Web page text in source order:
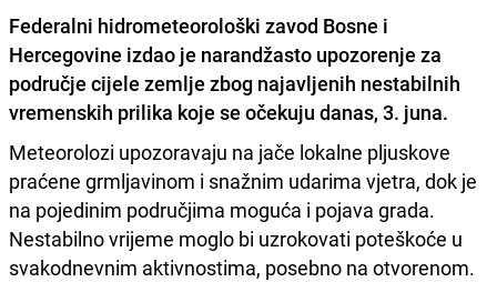
Federalni hidrometeorološki zavod Bosne i
Hercegovine izdao je narandžasto upozorenje za
područje cijele zemlje zbog najavljenih nestabilnih
vremenskih prilika koje se očekuju danas, 3. juna.
Meteorolozi upozoravaju na jače lokalne pljuskove
praćene grmljavinom i snažnim udarima vjetra, dok je
na pojedinim područjima moguća i pojava grada.
Nestabilno vrijeme moglo bi uzrokovati poteškoće u
svakodnevnim aktivnostima, posebno na otvorenom.